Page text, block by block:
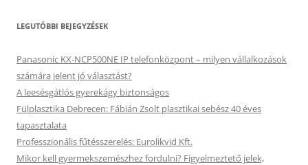
LEGUTÓBBI BEJEGYZÉSEK
Panasonic KX-NCP500NE IP telefonközpont – milyen vállalkozások
számára jelent jó választást?
A leesésgátlós gyerekágy biztonságos
Fülplasztika Debrecen: Fábián Zsolt plasztikai sebész 40 éves
tapasztalata
Professzionális fűtésszerelés: Eurolikvid Kft.
Mikor kell gyermekszemészhez fordulni? Figyelmeztető jelek,